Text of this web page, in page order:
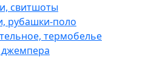
свитшоты
рубашки-поло
термобелье
джемпера